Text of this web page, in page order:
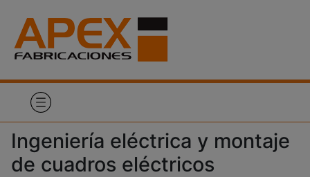
Ingeniería eléctrica y montaje
de cuadros eléctricos